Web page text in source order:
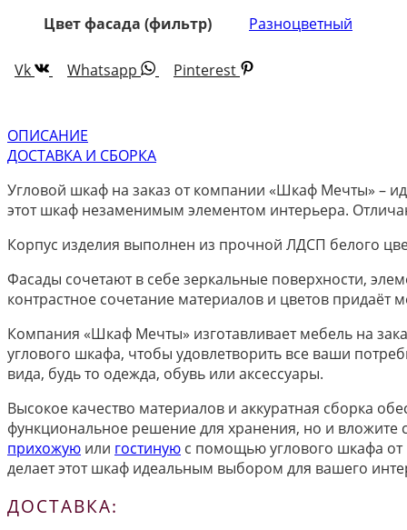
Цвет фасада (фильтр) Разноцветный
Vk Whatsapp Pinterest
ОПИСАНИЕ
ДОСТАВКА И СБОРКА
Угловой шкаф на заказ от компании «Шкаф Мечты» –
этот шкаф незаменимым элементом интерьера.
Корпус изделия выполнен из прочной ЛДСП белого
Фасады сочетают в себе зеркальные поверхности,
контрастное сочетание материалов и цветов
Компания «Шкаф Мечты» изготавливает мебель на
углового шкафа, чтобы удовлетворить все ваши
вида, будь то одежда, обувь или аксессуары.
Высокое качество материалов и аккуратная сборка
функциональное решение для хранения, но и вложите
прихожую или гостиную с помощью углового шкафа от
делает этот шкаф идеальным выбором для вашего
ДОСТАВКА: